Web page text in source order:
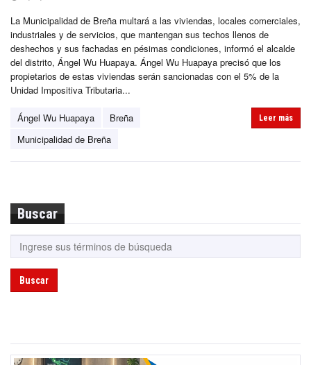
La Municipalidad de Breña multará a las viviendas, locales comerciales,
industriales y de servicios, que mantengan sus techos llenos de
deshechos y sus fachadas en pésimas condiciones, informó el alcalde
del distrito, Ángel Wu Huapaya. Ángel Wu Huapaya precisó que los
propietarios de estas viviendas serán sancionadas con el 5% de la
Unidad Impositiva Tributaria...
Ángel Wu Huapaya
Breña
Municipalidad de Breña
Leer más
Buscar
Buscar